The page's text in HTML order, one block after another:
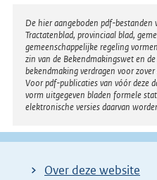
Disclaimer
De hier aangeboden pdf-bestanden
Tractatenblad, provinciaal blad,
gemeenschappelijke regeling
zin van de Bekendmakingswet en
bekendmaking verdragen voor
Voor pdf-publicaties van vóór deze
vorm uitgegeven bladen formele
elektronische versies daarvan
Over deze website